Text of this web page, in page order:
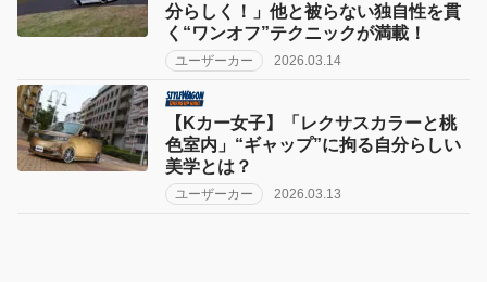
分らしく！」他と被らない独自性を貫
く“ワンオフ”テクニックが満載！
ユーザーカー 2026.03.14
【Kカー女子】「レクサスカラーと桃
色室内」“ギャップ”に拘る自分らしい
美学とは？
ユーザーカー 2026.03.13